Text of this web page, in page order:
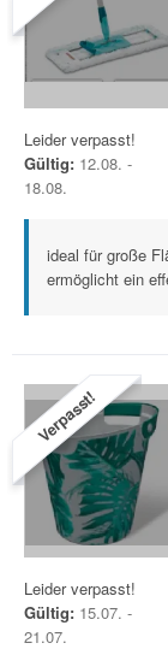
Leider verpasst!
Gültig: 12.08. -
18.08.
ideal für große
ermöglicht ein
Verpasst!
Leider verpasst!
Gültig: 15.07. -
21.07.